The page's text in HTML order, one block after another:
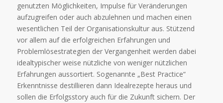
genutzten Möglichkeiten, Impulse für Veränderungen
aufzugreifen oder auch abzulehnen und machen einen
wesentlichen Teil der Organisationskultur aus. Stützend
vor allem auf die erfolgreichen Erfahrungen und
Problemlösestrategien der Vergangenheit werden dabei
idealtypischer weise nützliche von weniger nützlichen
Erfahrungen aussortiert. Sogenannte „Best Practice“
Erkenntnisse destillieren dann Idealrezepte heraus und
sollen die Erfolgsstory auch für die Zukunft sichern. Der